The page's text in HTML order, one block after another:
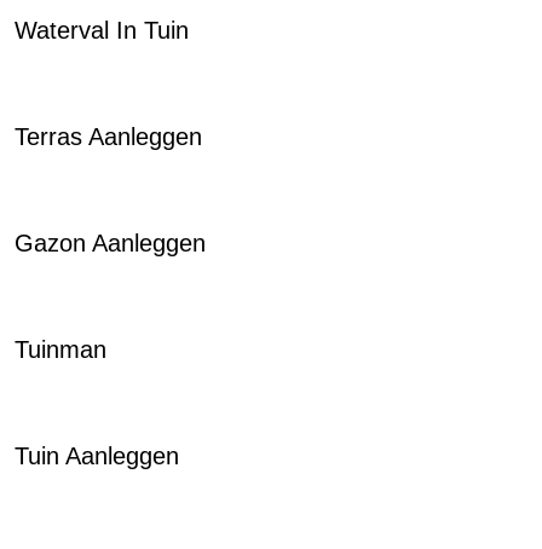
Waterval In Tuin
Terras Aanleggen
Gazon Aanleggen
Tuinman
Tuin Aanleggen